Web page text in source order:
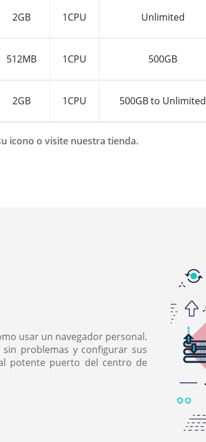
2GB 1CPU Unlimited
512MB 1CPU 500GB
2GB 1CPU 500GB to Unlimited
icono o visite nuestra tienda.
usar un navegador personal.
problemas y configurar sus
potente puerto del centro de